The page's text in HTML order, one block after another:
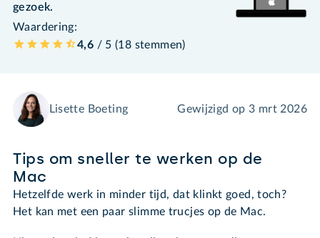
gezoek.
Waardering:
4,6 / 5 (18 stemmen)
Lisette Boeting Gewijzigd op3 mrt 2026
Tips om sneller te werken op de
Mac
Hetzelfde werk in minder tijd, dat klinkt goed, toch?
Het kan met een paar slimme trucjes op de Mac.